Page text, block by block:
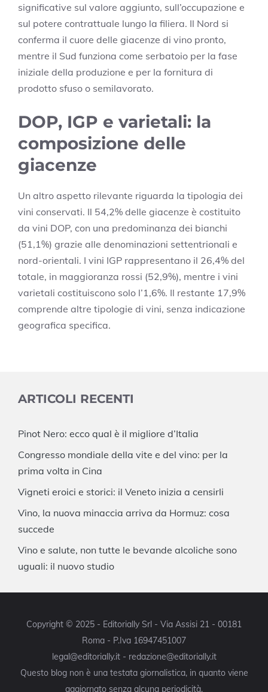
significative sul valore aggiunto, sull’occupazione e
sul potere contrattuale lungo la filiera. Il Nord si
conferma il cuore delle giacenze di vino pronto,
mentre il Sud funziona come serbatoio per la fase
iniziale della produzione e per la fornitura di
prodotto sfuso o semilavorato.
DOP, IGP e varietali: la
composizione delle
giacenze
Un altro aspetto rilevante riguarda la tipologia dei
vini conservati. Il 54,2% delle giacenze è costituito
da vini DOP, con una predominanza dei bianchi
(51,1%) grazie alle denominazioni settentrionali e
nord-orientali. I vini IGP rappresentano il 26,4% del
totale, in maggioranza rossi (52,9%), mentre i vini
varietali costituiscono solo l’1,6%. Il restante 17,9%
comprende altre tipologie di vini, senza indicazione
geografica specifica.
ARTICOLI RECENTI
Pinot Nero: ecco qual è il migliore d’Italia
Congresso mondiale della vite e del vino: per la
prima volta in Cina
Vigneti eroici e storici: il Veneto inizia a censirli
Vino, la nuova minaccia arriva da Hormuz: cosa
succede
Vino e salute, non tutte le bevande alcoliche sono
uguali: il nuovo studio
Copyright © 2025 - Editorially Srl - Via Assisi 21 - 00181
Roma - P.Iva 16947451007
legal@editorially.it - redazione@editorially.it
Questo blog non è una testata giornalistica, in quanto viene
aggiornato senza alcuna periodicità.